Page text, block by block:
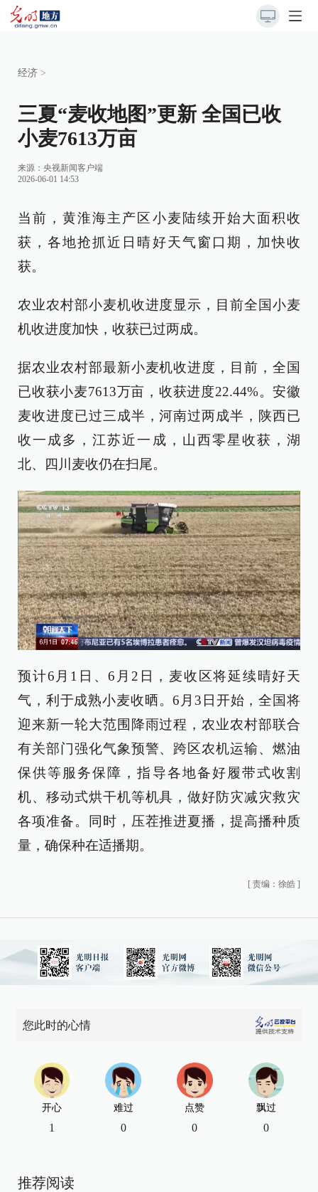
经济 >
三夏“麦收地图”更新 全国已收
小麦7613万亩
来源：央视新闻客户端
2026-06-01 14:53
当前，黄淮海主产区小麦陆续开始大面积收
获，各地抢抓近日晴好天气窗口期，加快收
获。
农业农村部小麦机收进度显示，目前全国小麦
机收进度加快，收获已过两成。
据农业农村部最新小麦机收进度，目前，全国
已收获小麦7613万亩，收获进度22.44%。安徽
麦收进度已过三成半，河南过两成半，陕西已
收一成多，江苏近一成，山西零星收获，湖
北、四川麦收仍在扫尾。
预计6月1日、6月2日，麦收区将延续晴好天
气，利于成熟小麦收晒。6月3日开始，全国将
迎来新一轮大范围降雨过程，农业农村部联合
有关部门强化气象预警、跨区农机运输、燃油
保供等服务保障，指导各地备好履带式收割
机、移动式烘干机等机具，做好防灾减灾救灾
各项准备。同时，压茬推进夏播，提高播种质
量，确保种在适播期。
[ 责编：徐皓 ]
您此时的心情
开心
1
难过
0
点赞
0
飘过
0
推荐阅读